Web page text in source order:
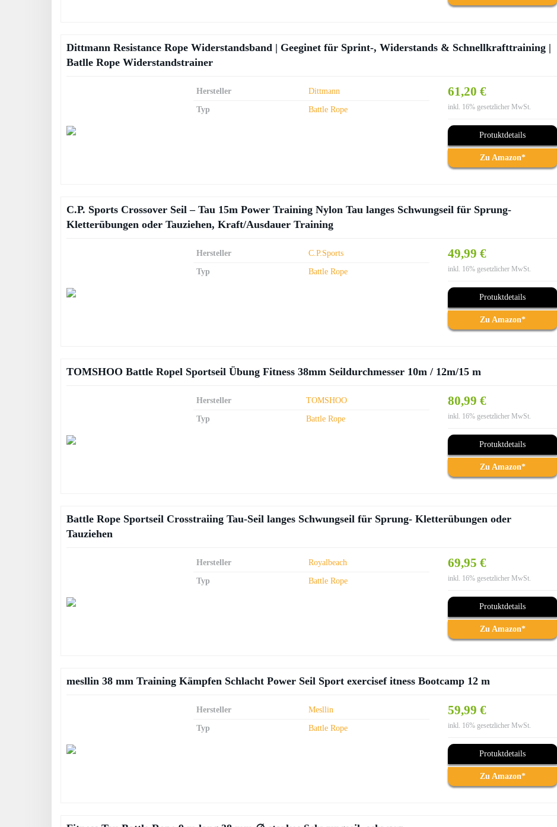
Dittmann Resistance Rope Widerstandsband | Geeginet für Sprint-, Widerstands & Schnellkrafttraining |
Batlle Rope Widerstandstrainer
61,20 €
inkl. 16% gesetzlicher MwSt.
Protuktdetails
Zu Amazon*
Hersteller Dittmann
Typ Battle Rope
C.P. Sports Crossover Seil – Tau 15m Power Training Nylon Tau langes Schwungseil für Sprung-
Kletterübungen oder Tauziehen, Kraft/Ausdauer Training
49,99 €
inkl. 16% gesetzlicher MwSt.
Protuktdetails
Zu Amazon*
Hersteller C.P.Sports
Typ Battle Rope
TOMSHOO Battle Ropel Sportseil Übung Fitness 38mm Seildurchmesser 10m / 12m/15 m
80,99 €
inkl. 16% gesetzlicher MwSt.
Protuktdetails
Zu Amazon*
Hersteller TOMSHOO
Typ Battle Rope
Battle Rope Sportseil Crosstraiing Tau-Seil langes Schwungseil für Sprung- Kletterübungen oder
Tauziehen
69,95 €
inkl. 16% gesetzlicher MwSt.
Protuktdetails
Zu Amazon*
Hersteller Royalbeach
Typ Battle Rope
mesllin 38 mm Training Kämpfen Schlacht Power Seil Sport exercisef itness Bootcamp 12 m
59,99 €
inkl. 16% gesetzlicher MwSt.
Protuktdetails
Zu Amazon*
Hersteller Mesllin
Typ Battle Rope